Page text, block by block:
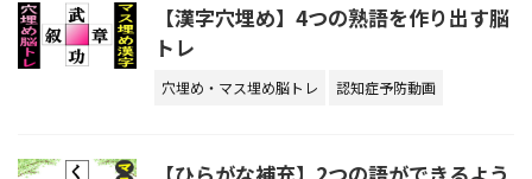
【漢字穴埋め】4つの熟語を作り出す脳
トレ
穴埋め・マス埋め脳トレ 認知症予防動画
【ひらがな補充】2つの語ができるよう